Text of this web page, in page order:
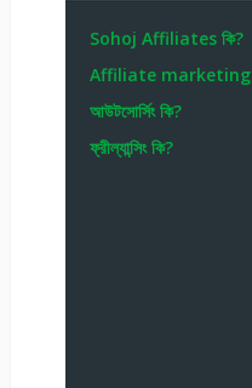
Sohoj Affiliates কি?
Affiliate marketing
আউটসোর্সিং কি?
ফ্রীল্যান্সিং কি?